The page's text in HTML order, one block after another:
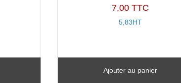
7,00 TTC
5,83HT
Ajouter au panier